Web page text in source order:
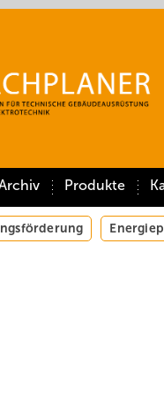
Produkte